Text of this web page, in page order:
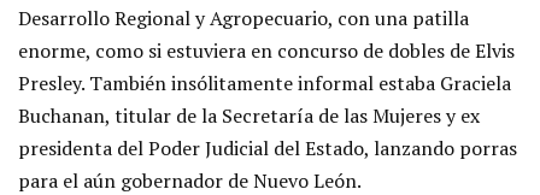
Desarrollo Regional y Agropecuario, con una patilla
enorme, como si estuviera en concurso de dobles de Elvis
Presley. También insólitamente informal estaba Graciela
Buchanan, titular de la Secretaría de las Mujeres y ex
presidenta del Poder Judicial del Estado, lanzando porras
para el aún gobernador de Nuevo León.